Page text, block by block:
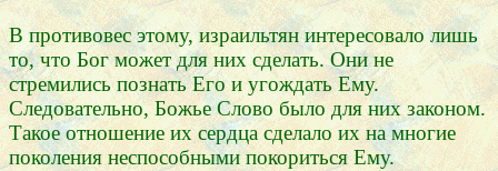
В противовес этому, израильтян интересовало лишь
то, что Бог может для них сделать. Они не
стремились познать Его и угождать Ему.
Следовательно, Божье Слово было для них законом.
Такое отношение их сердца сделало их на многие
поколения неспособными покориться Ему.